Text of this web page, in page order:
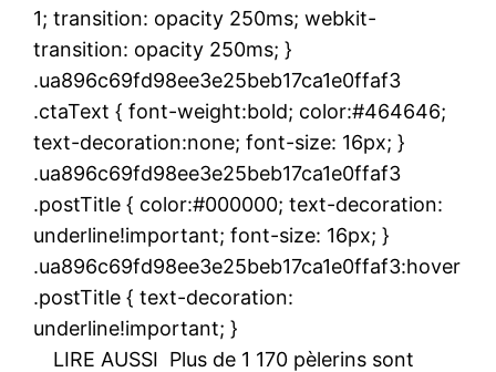
1; transition: opacity 250ms; webkit-
transition: opacity 250ms; }
.ua896c69fd98ee3e25beb17ca1e0ffaf3
.ctaText { font-weight:bold; color:#464646;
text-decoration:none; font-size: 16px; }
.ua896c69fd98ee3e25beb17ca1e0ffaf3
.postTitle { color:#000000; text-decoration:
underline!important; font-size: 16px; }
.ua896c69fd98ee3e25beb17ca1e0ffaf3:hover
.postTitle { text-decoration:
underline!important; }
LIRE AUSSI Plus de 1 170 pèlerins sont